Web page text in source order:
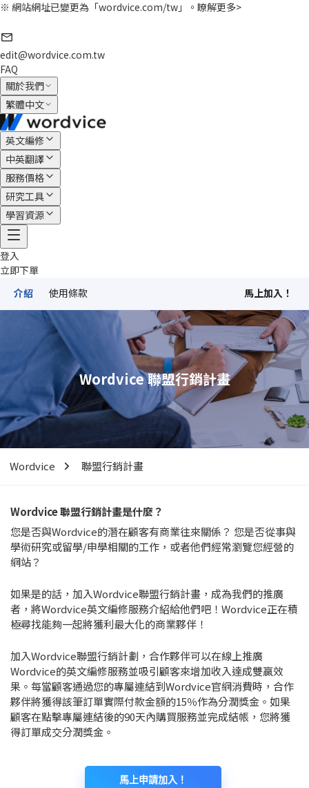
※ 網站網址已變更為「wordvice.com/tw」。 瞭解更多>
edit@wordvice.com.tw
FAQ
關於我們
繁體中文
英文編修
中英翻譯
服務價格
研究工具
學習資源
登入
立即下單
介紹
使用條款 馬上加入！
Wordvice 聯盟行銷計畫
Wordvice 聯盟行銷計畫
Wordvice 聯盟行銷計畫是什麼？
您是否與Wordvice的潛在顧客有商業往來關係？ 您是否從事與
學術研究或留學/申學相關的工作，或者他們經常瀏覽您經營的
網站？
如果是的話，加入Wordvice聯盟行銷計畫，成為我們的推廣
者，將Wordvice英文編修服務介紹給他們吧！Wordvice正在積
極尋找能夠一起將獲利最大化的商業夥伴！
加入Wordvice聯盟行銷計劃，合作夥伴可以在線上推廣
Wordvice的英文編修服務並吸引顧客來增加收入達成雙贏效
果。每當顧客通過您的專屬連結到Wordvice官網消費時，合作
夥伴將獲得該筆訂單實際付款金額的15％作為分潤獎金。如果
顧客在點擊專屬連結後的90天內購買服務並完成結帳，您將獲
得訂單成交分潤獎金。
馬上申請加入！